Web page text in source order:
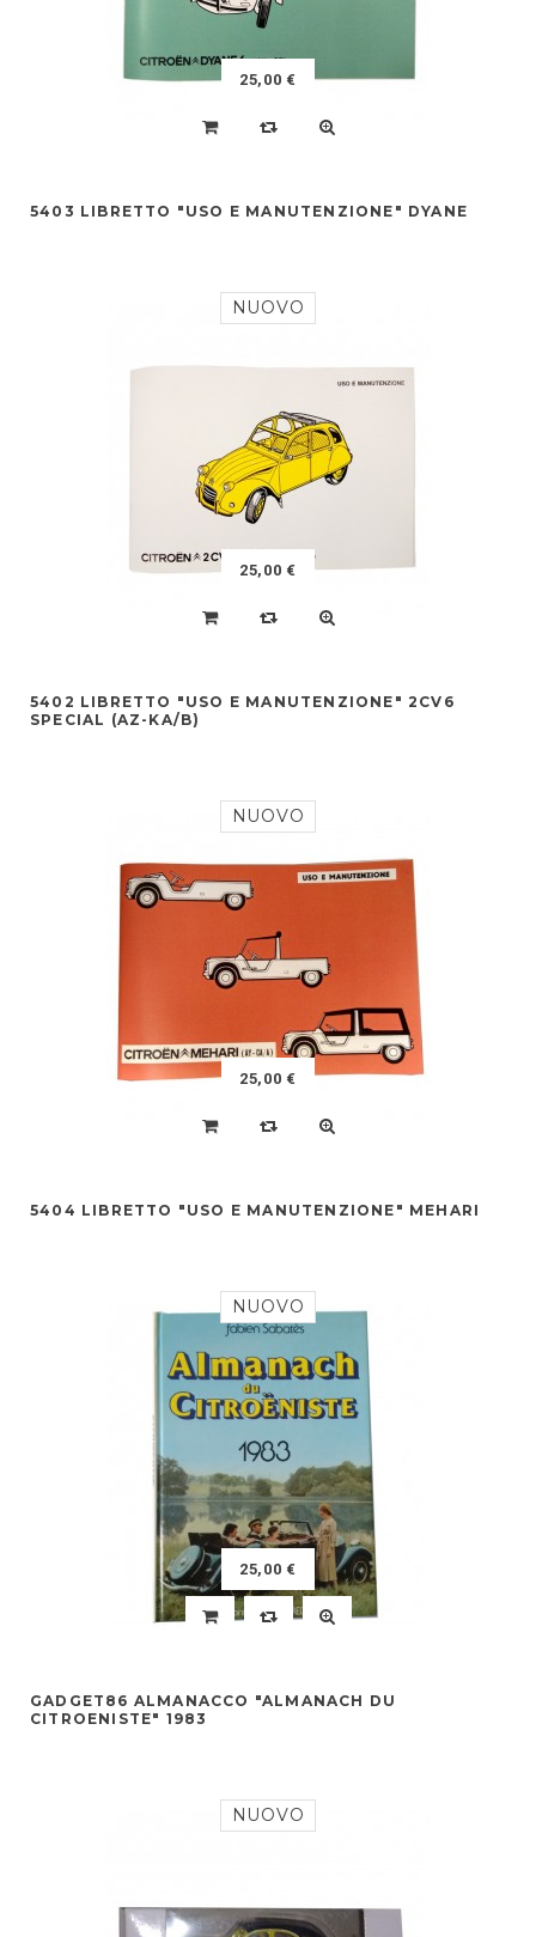
25,00 €
5403 LIBRETTO "USO E MANUTENZIONE" DYANE
NUOVO
25,00 €
5402 LIBRETTO "USO E MANUTENZIONE" 2CV6
SPECIAL (AZ-KA/B)
NUOVO
25,00 €
5404 LIBRETTO "USO E MANUTENZIONE" MEHARI
NUOVO
25,00 €
GADGET86 ALMANACCO "ALMANACH DU
CITROENISTE" 1983
NUOVO